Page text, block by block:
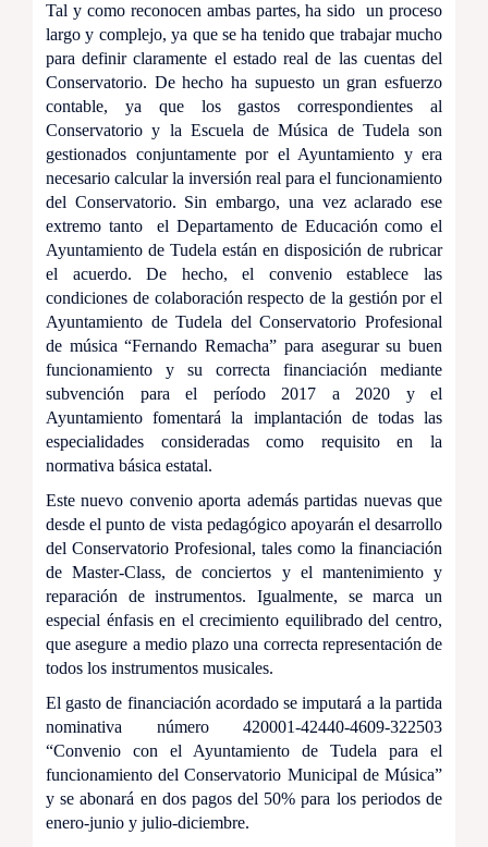
Tal y como reconocen ambas partes, ha sido un proceso
largo y complejo, ya que se ha tenido que trabajar mucho
para definir claramente el estado real de las cuentas del
Conservatorio. De hecho ha supuesto un gran esfuerzo
contable, ya que los gastos correspondientes al
Conservatorio y la Escuela de Música de Tudela son
gestionados conjuntamente por el Ayuntamiento y era
necesario calcular la inversión real para el funcionamiento
del Conservatorio. Sin embargo, una vez aclarado ese
extremo tanto el Departamento de Educación como el
Ayuntamiento de Tudela están en disposición de rubricar
el acuerdo. De hecho, el convenio establece las
condiciones de colaboración respecto de la gestión por el
Ayuntamiento de Tudela del Conservatorio Profesional
de música “Fernando Remacha” para asegurar su buen
funcionamiento y su correcta financiación mediante
subvención para el período 2017 a 2020 y el
Ayuntamiento fomentará la implantación de todas las
especialidades consideradas como requisito en la
normativa básica estatal.
Este nuevo convenio aporta además partidas nuevas que
desde el punto de vista pedagógico apoyarán el desarrollo
del Conservatorio Profesional, tales como la financiación
de Master-Class, de conciertos y el mantenimiento y
reparación de instrumentos. Igualmente, se marca un
especial énfasis en el crecimiento equilibrado del centro,
que asegure a medio plazo una correcta representación de
todos los instrumentos musicales.
El gasto de financiación acordado se imputará a la partida
nominativa número 420001-42440-4609-322503
“Convenio con el Ayuntamiento de Tudela para el
funcionamiento del Conservatorio Municipal de Música”
y se abonará en dos pagos del 50% para los periodos de
enero-junio y julio-diciembre.